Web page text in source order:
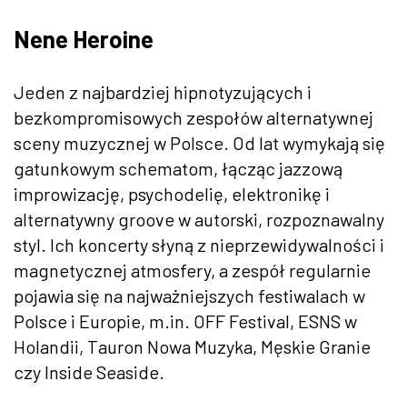
Nene Heroine
Jeden z najbardziej hipnotyzujących i
bezkompromisowych zespołów alternatywnej
sceny muzycznej w Polsce. Od lat wymykają się
gatunkowym schematom, łącząc jazzową
improwizację, psychodelię, elektronikę i
alternatywny groove w autorski, rozpoznawalny
styl. Ich koncerty słyną z nieprzewidywalności i
magnetycznej atmosfery, a zespół regularnie
pojawia się na najważniejszych festiwalach w
Polsce i Europie, m.in. OFF Festival, ESNS w
Holandii, Tauron Nowa Muzyka, Męskie Granie
czy Inside Seaside.